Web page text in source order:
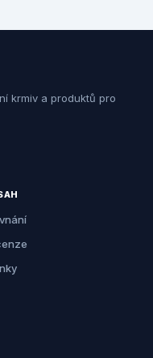
krmiv a produktů pro